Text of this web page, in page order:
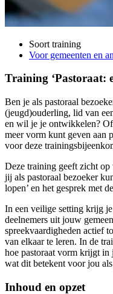
Soort training
Voor gemeenten en
Training ‘Pastoraat:
Ben je als pastoraal
(jeugd)ouderling, lid van
en wil je je ontwikkelen? Of
meer vorm kunt geven aan
voor deze
Deze training geeft zicht
jij als pastoraal bezoeker
lopen’ en het gesprek met
In een veilige setting krijg
deelnemers uit jouw
spreekvaardigheden actief
van elkaar te leren. In de
hoe pastoraat vorm krijgt
wat dit betekent voor jou
Inhoud en opzet